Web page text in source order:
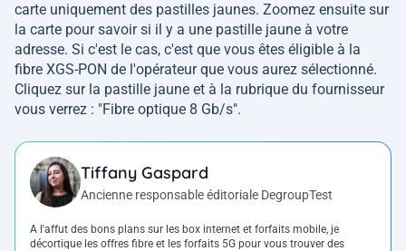
carte uniquement des pastilles jaunes. Zoomez ensuite sur
la carte pour savoir si il y a une pastille jaune à votre
adresse. Si c'est le cas, c'est que vous êtes éligible à la
fibre XGS-PON de l'opérateur que vous aurez sélectionné.
Cliquez sur la pastille jaune et à la rubrique du fournisseur
vous verrez : "Fibre optique 8 Gb/s".
Tiffany Gaspard
Ancienne responsable éditoriale DegroupTest
A l'affut des bons plans sur les box internet et forfaits mobile, je
décortique les offres fibre et les forfaits 5G pour vous trouver des